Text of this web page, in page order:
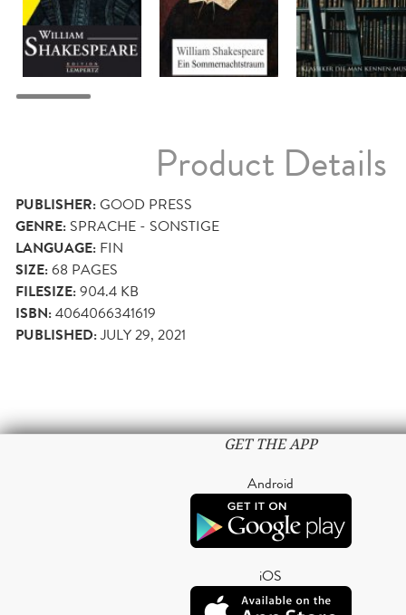
Product Details
PUBLISHER:GOOD PRESS
GENRE: SPRACHE - SONSTIGE
LANGUAGE: FIN
SIZE:68 PAGES
FILESIZE:904.4 KB
ISBN:4064066341619
PUBLISHED:JULY 29, 2021
GET THE APP
Android
iOS